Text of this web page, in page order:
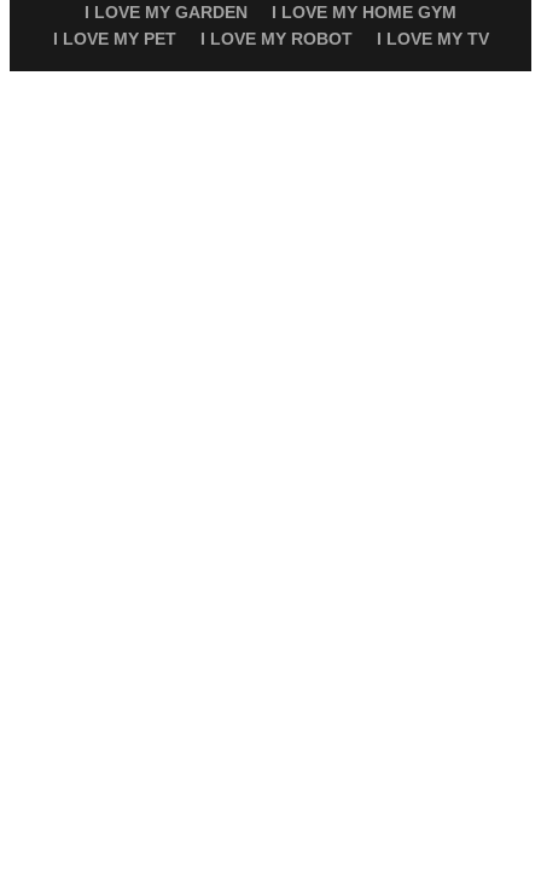
I LOVE MY GARDEN
I LOVE MY HOME GYM
I LOVE MY PET
I LOVE MY ROBOT I LOVE MY TV